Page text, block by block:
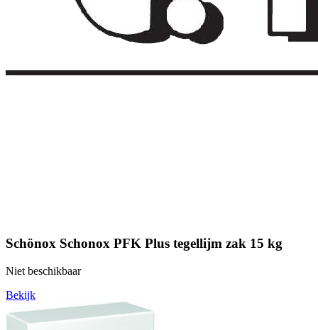
Schönox Schonox PFK Plus tegellijm zak 15 kg
Niet beschikbaar
Bekijk